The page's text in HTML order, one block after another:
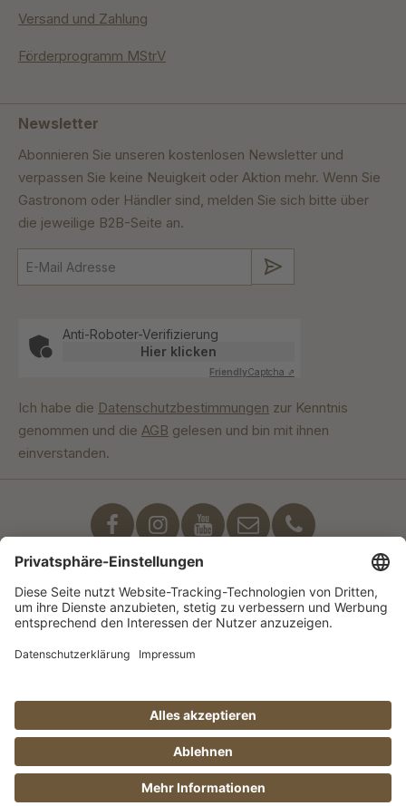
Versand und Zahlung
Förderprogramm MStrV
Newsletter
Abonnieren Sie unseren kostenlosen Newsletter und
verpassen Sie keine Neuigkeit oder Aktion mehr. Wenn Sie
Gastronom oder Händler sind, melden Sie sich bitte über
die jeweilige B2B-Seite an.
Anti-Roboter-Verifizierung
Hier klicken
FriendlyCaptcha ⇗
Ich habe die Datenschutzbestimmungen zur Kenntnis
genommen und die AGB gelesen und bin mit ihnen
einverstanden.
Unser Engagement
© Manufaktur Jörg Geiger GmbH 2026 |